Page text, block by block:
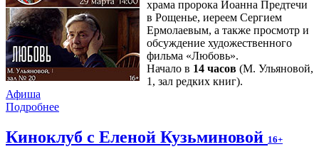
храма пророка Иоанна Предтечи
в Рощенье, иереем Сергием
Ермолаевым, а также просмотр и
обсуждение художественного
фильма «Любовь».
Начало в 14 часов (М. Ульяновой,
1, зал редких книг).
Афиша
Подробнее
Киноклуб с Еленой Кузьминовой 16+